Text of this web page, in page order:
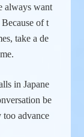
always want
of t
take a de
in Japane
be
too advance